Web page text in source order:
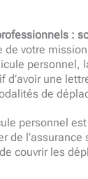
:
de votre
personnel,
d’avoir une
de
personnel
de l’assurance
couvrir les